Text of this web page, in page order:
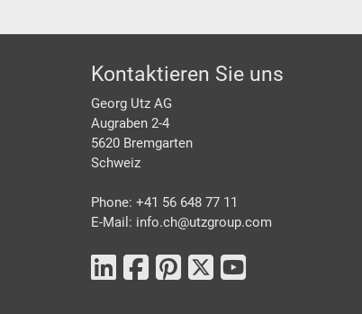
Footer
Kontaktieren Sie uns
Georg Utz AG
Augraben 2-4
5620 Bremgarten
Schweiz
Phone: +41 56 648 77 11
E-Mail: info.ch@utzgroup.com